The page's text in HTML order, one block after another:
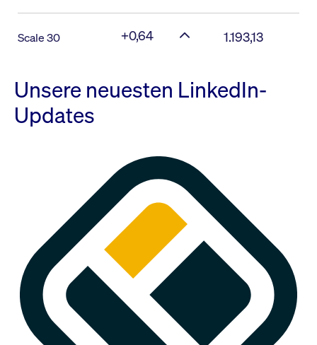
Scale 30 +0,64 1.193,13
Unsere neuesten LinkedIn-
Updates